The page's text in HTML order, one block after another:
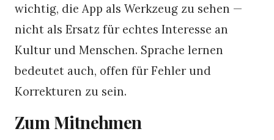
wichtig, die App als Werkzeug zu sehen —
nicht als Ersatz für echtes Interesse an
Kultur und Menschen. Sprache lernen
bedeutet auch, offen für Fehler und
Korrekturen zu sein.
Zum Mitnehmen